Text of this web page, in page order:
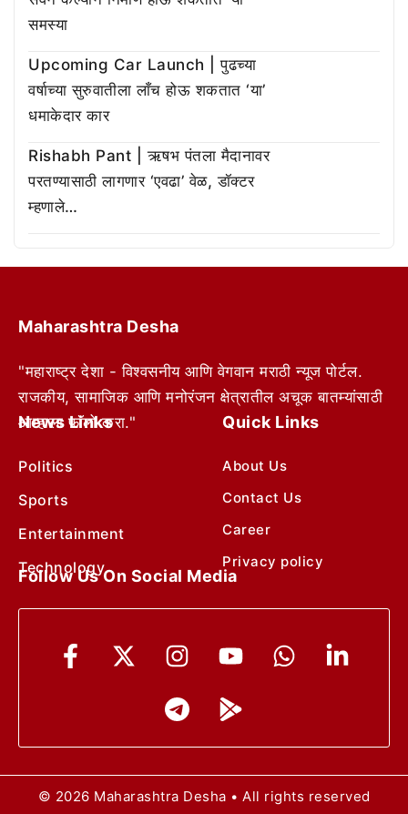
समस्या
Upcoming Car Launch | पुढच्या
वर्षाच्या सुरुवातीला लाँच होऊ शकतात ‘या’
धमाकेदार कार
Rishabh Pant | ऋषभ पंतला मैदानावर
परतण्यासाठी लागणार ‘एवढा’ वेळ, डॉक्टर
म्हणाले…
Maharashtra Desha
"महाराष्ट्र देशा - विश्वसनीय आणि वेगवान मराठी न्यूज पोर्टल.
राजकीय, सामाजिक आणि मनोरंजन क्षेत्रातील अचूक बातम्यांसाठी
आम्हाला फॉलो करा."
News Links
Politics
Sports
Entertainment
Technology
Quick Links
About Us
Contact Us
Career
Privacy policy
Follow Us On Social Media
© 2026 Maharashtra Desha • All rights reserved